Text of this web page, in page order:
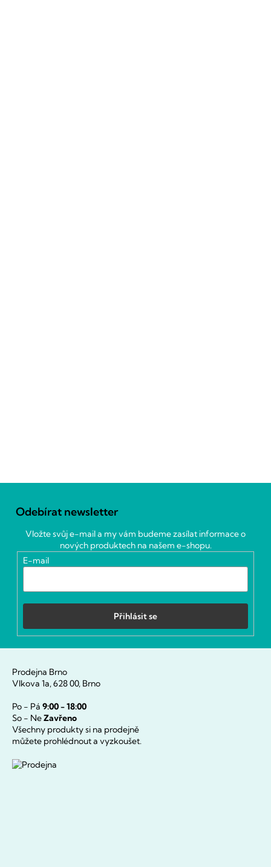
Odebírat newsletter
Vložte svůj e-mail a my vám budeme zasílat informace o
nových produktech na našem e-shopu.
E-mail
Přihlásit se
Prodejna Brno
Vlkova 1a, 628 00, Brno
Po - Pá 9:00 - 18:00
So - NeZavřeno
Všechny produkty si na prodejně
můžete prohlédnout a vyzkoušet.